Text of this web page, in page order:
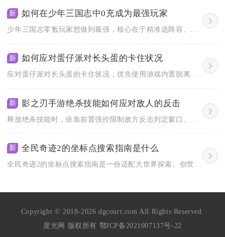
新 如何在少年三国志中0充成为最强玩家
少年三国志零氪玩家想做到最强，核心在于精准选阵容、严控元宝、...
新 如何应对蛋仔派对长头蛋的卡住状况
应对蛋仔派对长头蛋的卡住状况，优先使用游戏内置脱离卡死功能复...
新 影之刃手游绝杀技能如何应对敌人的反击
新 全民奇迹2的坐标点搜索指南是什么
Copyright © 2018-2026 dgcourt.com All Rights Reserved.
度光网 版权所有 鄂ICP备2021007137号-22